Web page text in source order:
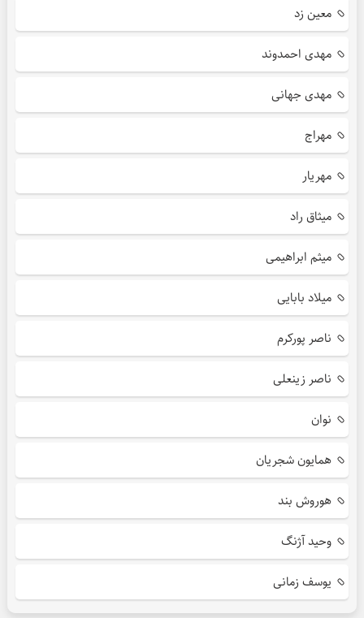
معین زد
مهدی احمدوند
مهدی جهانی
مهراج
مهریار
میثاق راد
میثم ابراهیمی
میلاد بابایی
ناصر پورکرم
ناصر زینعلی
نوان
همایون شجریان
هوروش بند
وحید آژنگ
یوسف زمانی